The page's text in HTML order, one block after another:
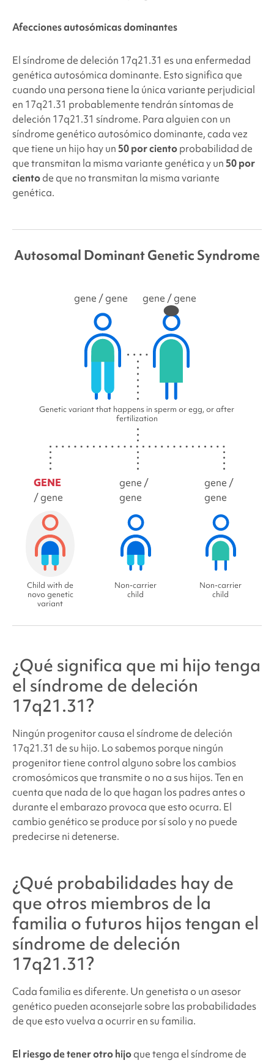
Afecciones autosómicas dominantes
El síndrome de deleción 17q21.31 es una enfermedad
genética autosómica dominante. Esto significa que
cuando una persona tiene la única variante perjudicial
en 17q21.31 probablemente tendrán síntomas de
deleción 17q21.31 síndrome. Para alguien con un
síndrome genético autosómico dominante, cada vez
que tiene un hijo hay un 50 por cientoprobabilidad de
que transmitan la misma variante genética y un 50 por
cientode que no transmitan la misma variante
genética.
Autosomal Dominant Genetic Syndrome
gene / gene gene / gene
Genetic variant that happens in sperm or egg, or after
fertilization
GENE
/ gene
Child with de
novo genetic
variant
gene /
gene
Non-carrier
child
gene /
gene
Non-carrier
child
¿Qué significa que mi hijo tenga
el síndrome de deleción
17q21.31?
Ningún progenitor causa elsíndrome de deleción
17q21.31 de su hijo. Lo sabemos porque ningún
progenitor tiene control alguno sobre los cambios
cromosómicos que transmite o no a sus hijos. Ten en
cuenta que nada de lo que hagan los padres antes o
durante el embarazo provoca que esto ocurra. El
cambio genético se produce por sí solo y no puede
predecirse ni detenerse.
¿Qué probabilidades hay de
que otros miembros de la
familia o futuros hijos tengan el
síndrome de deleción
17q21.31?
Cada familia es diferente. Un genetista o un asesor
genético pueden aconsejarle sobre las probabilidades
de que esto vuelva a ocurrir en su familia.
El riesgo de tener otro hijoque tenga elsíndrome de